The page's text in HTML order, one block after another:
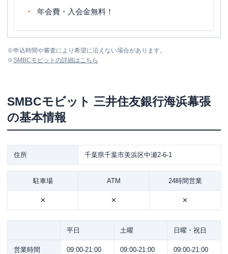
年会費・入会金無料！
※申込時間や審査により希望に沿えない場合があります。
※SMBCモビット の詳細はこちら
SMBCモビット 三井住友銀行海浜幕張
の基本情報
住所 千葉県千葉市美浜区中瀬2-6-1
駐車場 ATM 24時間営業
✕ ✕ ✕
平日 土曜 日曜・祝日
営業時間 09:00-21:00 09:00-21:00 09:00-21:00